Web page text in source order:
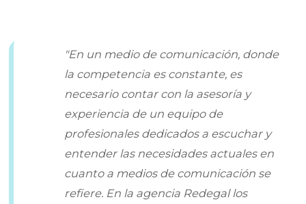
"En un medio de comunicación, donde
la competencia es constante, es
necesario contar con la asesoría y
experiencia de un equipo de
profesionales dedicados a escuchar y
entender las necesidades actuales en
cuanto a medios de comunicación se
refiere. En la agencia Redegal los